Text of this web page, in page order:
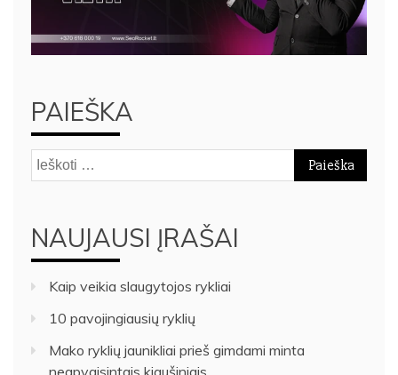
PAIEŠKA
Ieškoti:
NAUJAUSI ĮRAŠAI
Kaip veikia slaugytojos rykliai
10 pavojingiausių ryklių
Mako ryklių jaunikliai prieš gimdami minta